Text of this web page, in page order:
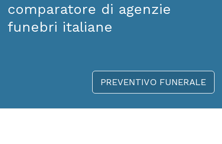
comparatore di agenzie
funebri italiane
PREVENTIVO FUNERALE